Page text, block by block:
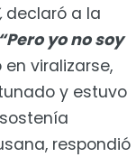
declaró a la
“Pero yo no soy
viralizarse,
y estuvo
respondió